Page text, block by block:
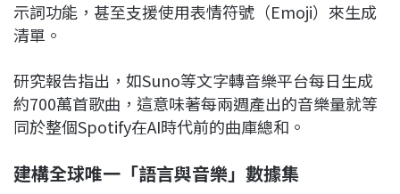
示詞功能，甚至支援使用表情符號（Emoji）來生成
清單。
研究報告指出，如Suno等文字轉音樂平台每日生成
約700萬首歌曲，這意味著每兩週產出的音樂量就等
同於整個Spotify在AI時代前的曲庫總和。
建構全球唯一「語言與音樂」數據集